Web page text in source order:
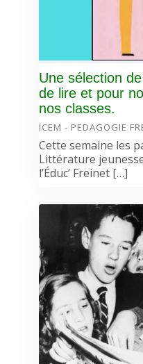
Une sélection
de lire et pour
nos classes.
ICEM - PEDAGOGIE
Cette semaine les
Littérature
l’Éduc’ Freinet […]